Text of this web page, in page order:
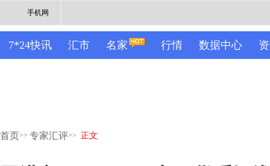
手机网
7*24快讯 汇市 名家 行情 数据中心
首页>> 专家汇评>> 正文